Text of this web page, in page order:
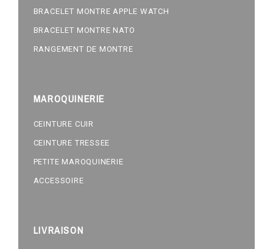
BRACELET MONTRE APPLE WATCH
BRACELET MONTRE NATO
RANGEMENT DE MONTRE
MAROQUINERIE
CEINTURE CUIR
CEINTURE TRESSEE
PETITE MAROQUINERIE
ACCESSOIRE
LIVRAISON